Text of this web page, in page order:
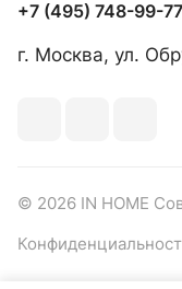
+7 (495) 748-99-77
г. Москва, ул.
© 2026 IN HOME